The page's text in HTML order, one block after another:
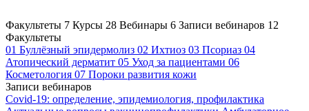
Факультеты 7 Курсы 28 Вебинары 6 Записи вебинаров 12
Факультеты
01 Буллёзный эпидермолиз 02 Ихтиоз 03 Псориаз 04
Атопический дерматит 05 Уход за пациентами 06
Косметология 07 Пороки развития кожи
Записи вебинаров
Covid-19: определение, эпидемиология, профилактика